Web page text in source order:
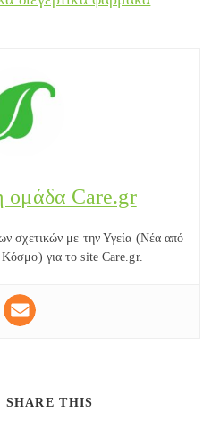
ομάδα Care.gr
σχετικών με την Υγεία (Νέα από
για το site Care.gr.
SHARE THIS